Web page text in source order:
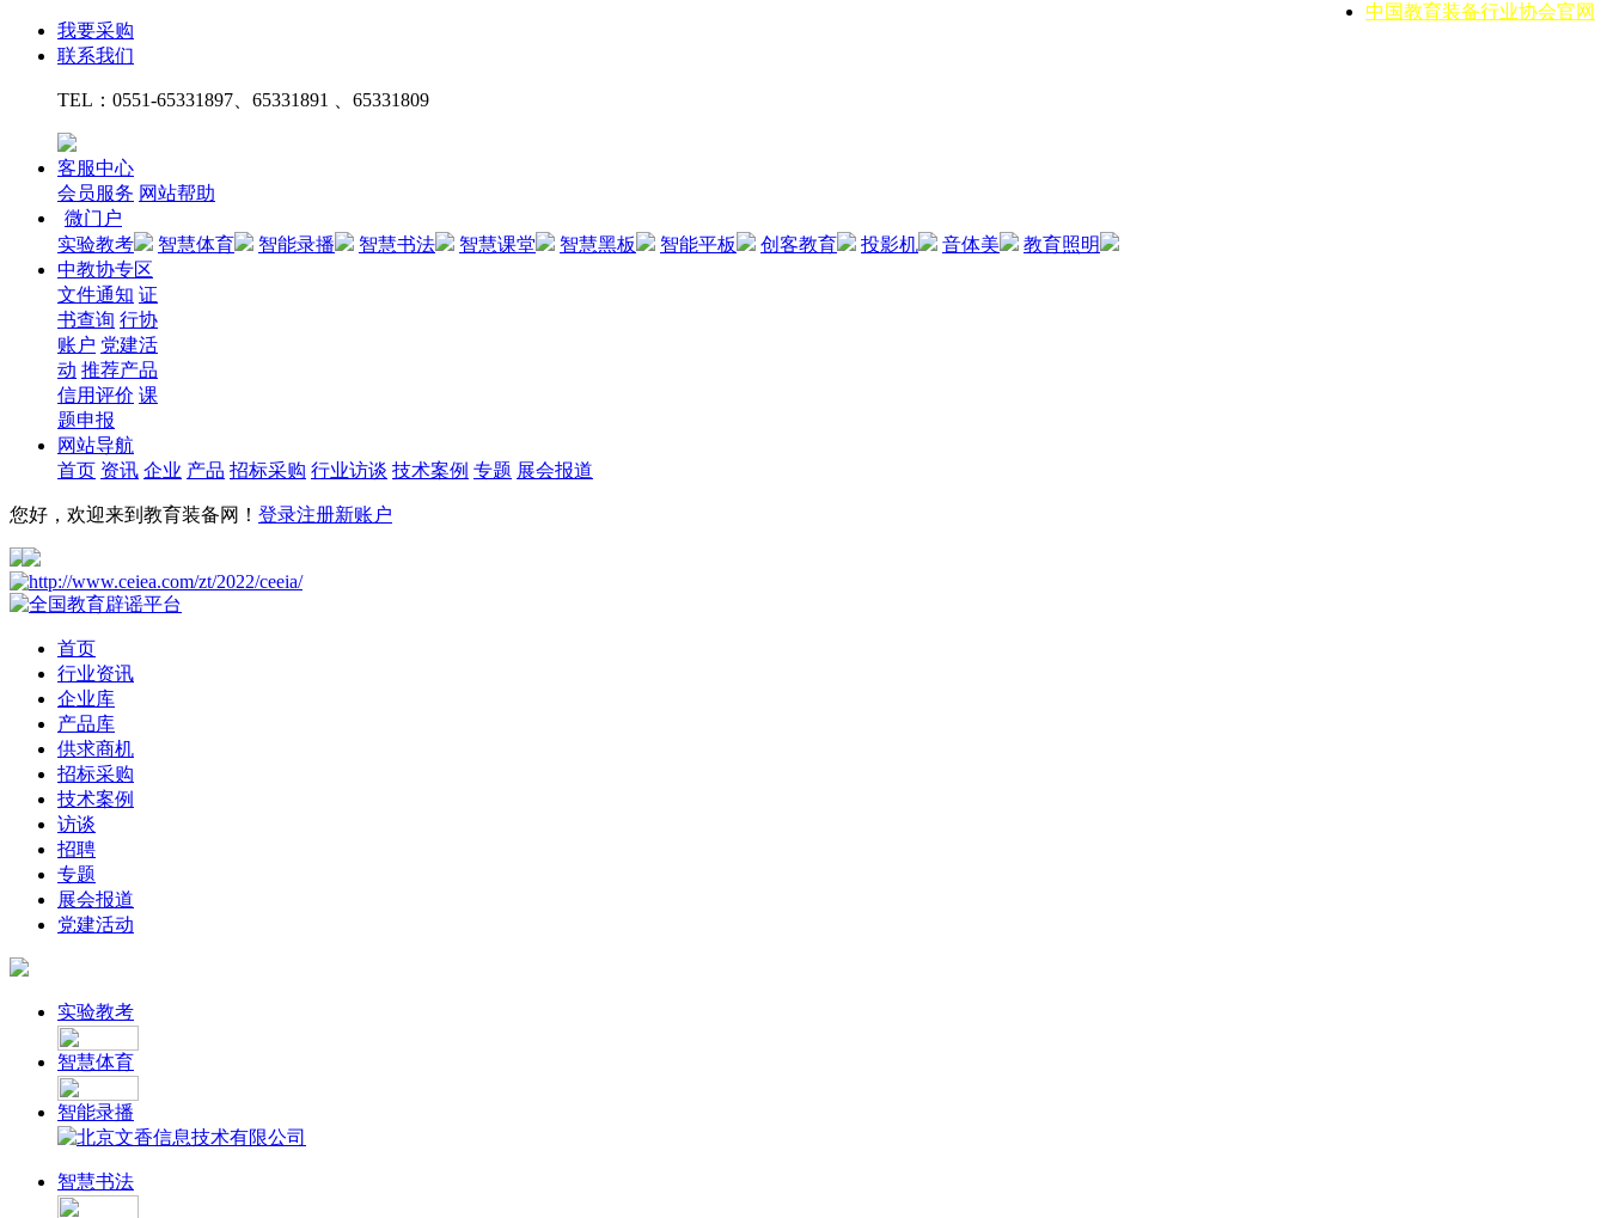
我要采购
联系我们
TEL： 0551-65331897、65331891 、65331809
客服中心
会员服务 网站帮助
微门户
实验教考
智慧体育 智能录播 智慧书法 智慧课堂 智慧黑板 智能平板 创客教育 投影机 音体美
教育照明
中教协专区
文件通知 证
书查询 行协
账户 党建活
动 推荐产品
信用评价 课
题申报
网站导航
首页 资讯 企业 产品 招标采购 行业访谈 技术案例 专题 展会报道
您好，欢迎来到教育装备网！ 登录注册新账户
首页
行业资讯
企业库
产品库
供求商机
招标采购
技术案例
访谈
招聘
专题
展会报道
党建活动
中国教育装备行业协会官网
实验教考
智慧体育
智能录播
智慧书法